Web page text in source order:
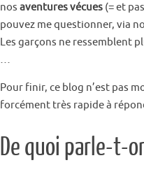
nos aventures vécues (= et
pouvez me questionner, via
Les garçons ne ressemblent
…
Pour finir, ce blog n’est pas
forcément très rapide à
De quoi parle-t-